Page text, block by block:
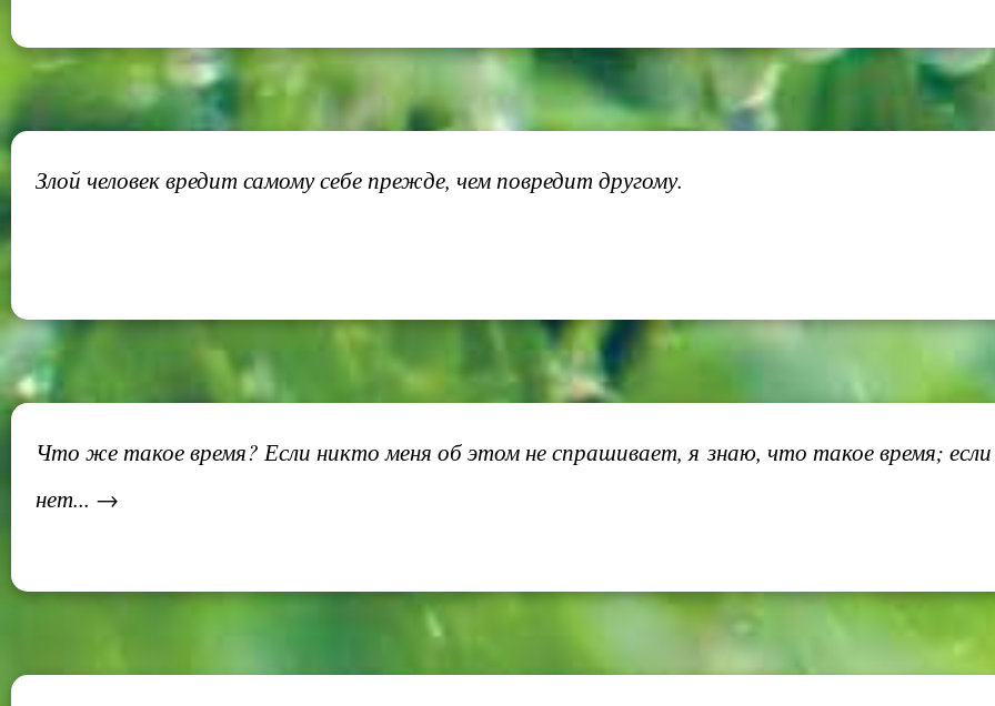
Злой человек вредит самому себе прежде, чем повредит другому.
Что же такое время? Если никто меня об этом не спрашивает, я знаю, что такое время;
нет... →